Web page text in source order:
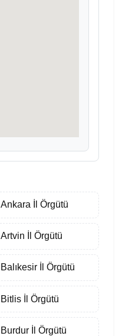
Ankara İl Örgütü
Artvin İl Örgütü
Balıkesir İl Örgütü
Bitlis İl Örgütü
Burdur İl Örgütü